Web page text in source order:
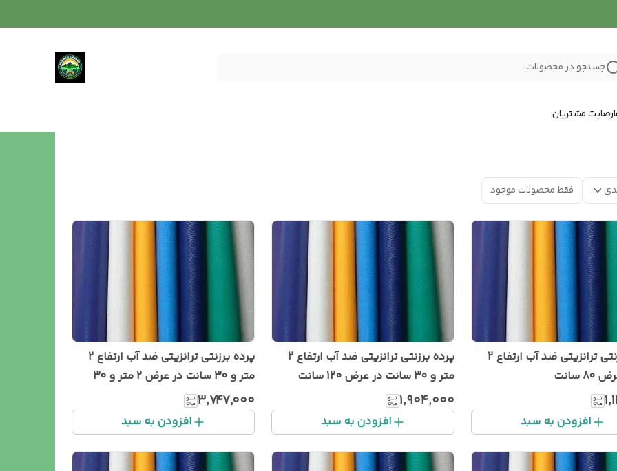
جستجو در محصولات
رضایت مشتریان
فقط محصولات موجود
پرده برزنتی ترانزیتی ضد آب ارتفاع 2
سانت
افزودن به سبد
پرده برزنتی ترانزیتی ضد آب ارتفاع 2
متر و 30 سانت در عرض 120 سانت
۱٬۹۰۴٬۰۰۰
افزودن به سبد
پرده برزنتی ترانزیتی ضد آب ارتفاع 2
متر و 30 سانت در عرض 2 متر و 30
سانت
۳٬۷۴۷٬۰۰۰
افزودن به سبد